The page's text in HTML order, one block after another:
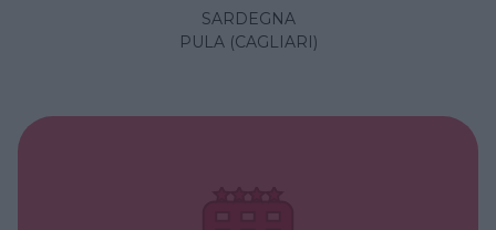
SARDEGNA
PULA (CAGLIARI)